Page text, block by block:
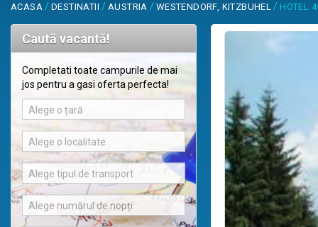
ACASA / DESTINATII / AUSTRIA / WESTENDORF, KITZBUHEL / HOTEL
Caută vacantă!
Completati toate campurile de mai
jos pentru a gasi oferta perfecta!
Alege o țară
Alege o localitate
Alege tipul de transport
Alege numărul de nopți